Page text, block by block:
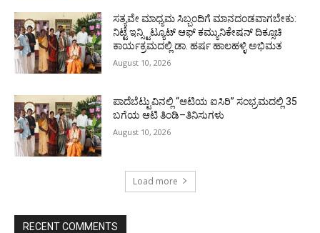
ಸತ್ಯವೇ ಮಾಧ್ಯಮ ಸಿಬ್ಬಂದಿಗೆ ಮಾನದಂಡವಾಗಬೇಕು:
ನಿಟ್ಟೆ ಇನ್ಸ್ಟಿಟ್ಯೂಟ್ ಆಫ್ ಕಮ್ಯುನಿಕೇಷನ್ ದಿಕ್ಸೂಚಿ
ಕಾರ್ಯಕ್ರಮದಲ್ಲಿ ಡಾ. ಹರ್ಷ ಹಾಲಹಳ್ಳಿ ಅಭಿಮತ
August 10, 2026
ಪಾದೆಬೆಟ್ಟುವಿನಲ್ಲಿ “ಆಟಿಯ ಐಸಿರಿ’’ ಸಂಭ್ರಮದಲ್ಲಿ 35
ಬಗೆಯ ಆಟಿ ತಿಂಡಿ–ತಿನಿಸುಗಳು
August 10, 2026
Load more
RECENT COMMENTS